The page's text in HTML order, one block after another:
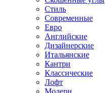
Стиль
Современные
Евро
Английские
Дизайнерские
Итальянские
Кантри
Классические
Лофт
Модерн